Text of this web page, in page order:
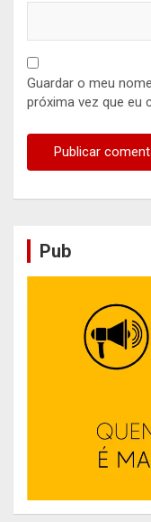
Guardar o meu
próxima vez que eu
Pub